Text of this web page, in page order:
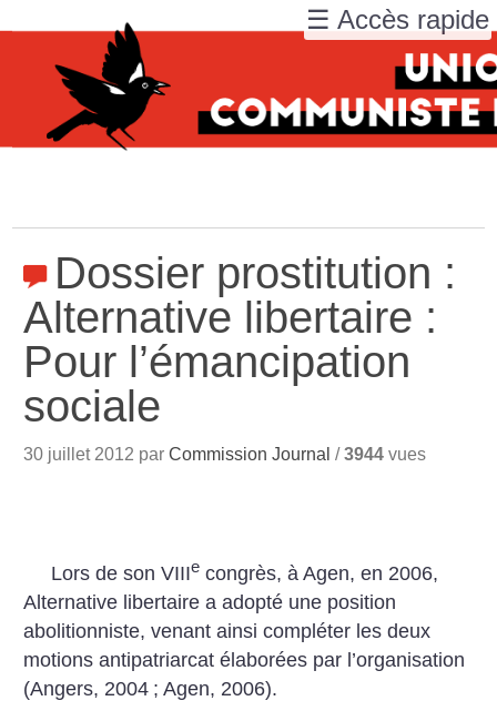
Dossier prostitution :
Alternative libertaire :
Pour l’émancipation
sociale
30 juillet 2012 parCommission Journal /3944 vues
Lors de son VIIIe congrès, à Agen, en 2006,
Alternative libertaire a adopté une position
abolitionniste, venant ainsi compléter les deux
motions antipatriarcat élaborées par l’organisation
(Angers, 2004 ; Agen, 2006).
☰ Accès rapide